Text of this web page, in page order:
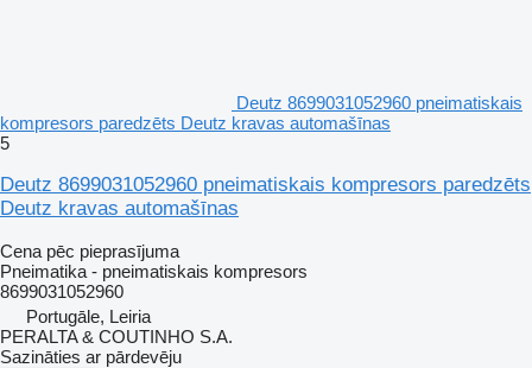
Deutz 8699031052960 pneimatiskais
kompresors paredzēts Deutz kravas automašīnas
5
Deutz 8699031052960 pneimatiskais kompresors paredzēts
Deutz kravas automašīnas
Cena pēc pieprasījuma
Pneimatika - pneimatiskais kompresors
8699031052960
Portugāle, Leiria
PERALTA & COUTINHO S.A.
Sazināties ar pārdevēju